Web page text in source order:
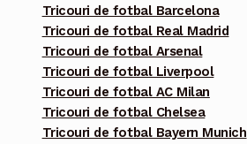
Tricouri de fotbal Barcelona
Tricouri de fotbal Real Madrid
Tricouri de fotbal Arsenal
Tricouri de fotbal Liverpool
Tricouri de fotbal AC Milan
Tricouri de fotbal Chelsea
Tricouri de fotbal Bayern Munich